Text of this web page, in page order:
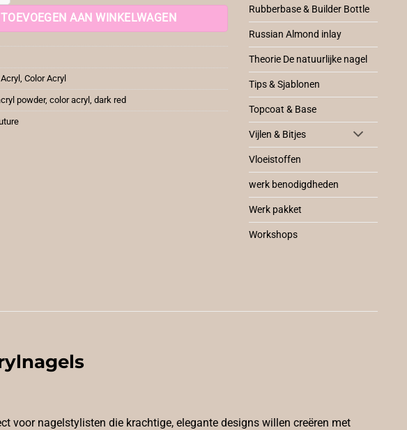
TOEVOEGEN AAN WINKELWAGEN
Acryl , Color Acryl
powder, color acryl , dark red
Rubberbase & Builder Bottle
Russian Almond inlay
Theorie De natuurlijke nagel
Tips & Sjablonen
Topcoat & Base
Vijlen & Bitjes
Vloeistoffen
werk benodigdheden
Werk pakket
Workshops
voor nagelstylisten die krachtige, elegante designs willen creëren met